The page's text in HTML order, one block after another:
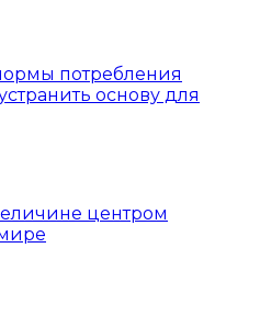
потребления
основу для
центром